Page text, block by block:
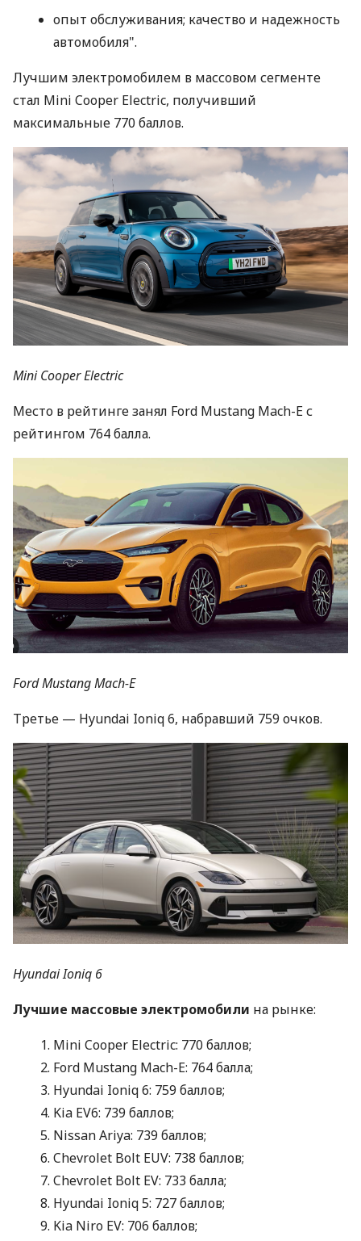
опыт обслуживания; качество и надежность
автомобиля".
Лучшим электромобилем в массовом сегменте
стал Mini Cooper Electric, получивший
максимальные 770 баллов.
Mini Cooper Electric
Место в рейтинге занял Ford Mustang Mach-E с
рейтингом 764 балла.
Ford Mustang Mach-E
Третье — Hyundai Ioniq 6, набравший 759 очков.
Hyundai Ioniq 6
Лучшие массовые электромобили на рынке:
Mini Cooper Electric: 770 баллов;
Ford Mustang Mach-E: 764 балла;
Hyundai Ioniq 6: 759 баллов;
Kia EV6: 739 баллов;
Nissan Ariya: 739 баллов;
Chevrolet Bolt EUV: 738 баллов;
Chevrolet Bolt EV: 733 балла;
Hyundai Ioniq 5: 727 баллов;
Kia Niro EV: 706 баллов;